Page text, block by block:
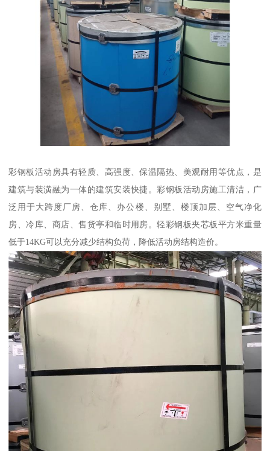
彩钢板活动房具有轻质、高强度、保温隔热、美观耐用等优点，是
建筑与装潢融为一体的建筑安装快捷。彩钢板活动房施工清洁，广
泛用于大跨度厂房、仓库、办公楼、别墅、楼顶加层、空气净化
房、冷库、商店、售货亭和临时用房。轻彩钢板夹芯板平方米重量
低于14KG可以充分减少结构负荷，降低活动房结构造价。